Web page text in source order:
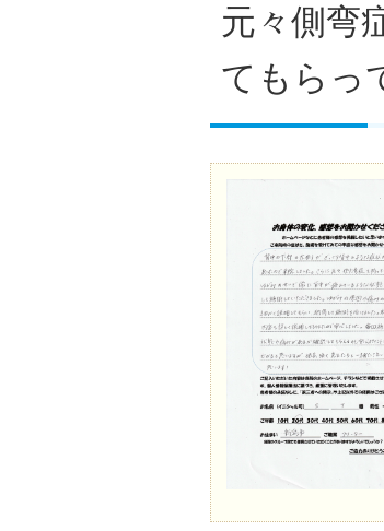
元々側弯
てもらっ